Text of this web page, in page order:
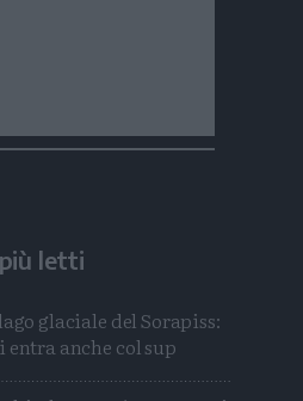
letti
glaciale del Sorapiss:
anche col sup